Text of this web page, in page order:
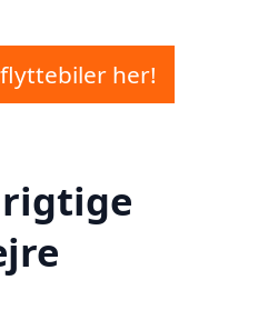
her!